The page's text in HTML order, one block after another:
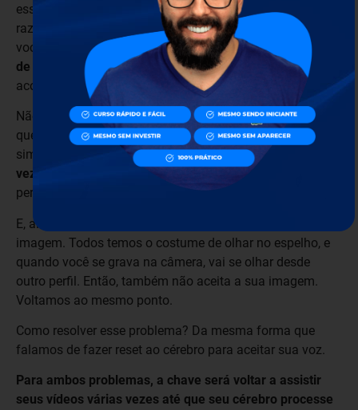
essa voz que é interna, não externa. Por essa mesma
razão, quando vejo os seus primeiros vídeos e escuto,
você
perceberá como algo estranho a seu próprio tono
de voz
e é provável que até tenha dificuldade para se
acostumar.
Não se preocupe, porque é um efeito totalmente natural
que acontece com todos nós e que é resolvido
simplesmente com ouvir mais vezes sua voz.
vezes esses vídeos
e vai se acostumar a sua voz e não
perceberá mais essa sensação, talvez desagradável.
E, ainda que não acredite, passa algo parecido com sua
imagem. Todos temos o costume de olhar no espelho, e
quando você se grava na câmera, vai se olhar desde
outro perfil. Então, também não aceita a sua imagem.
Voltamos ao mesmo ponto.
Como resolver esse problema? Da mesma forma que
falamos de fazer reset ao cérebro para aceitar sua voz.
Para ambos problemas, a chave será voltar a assistir
seus vídeos várias vezes até que seu cérebro processe